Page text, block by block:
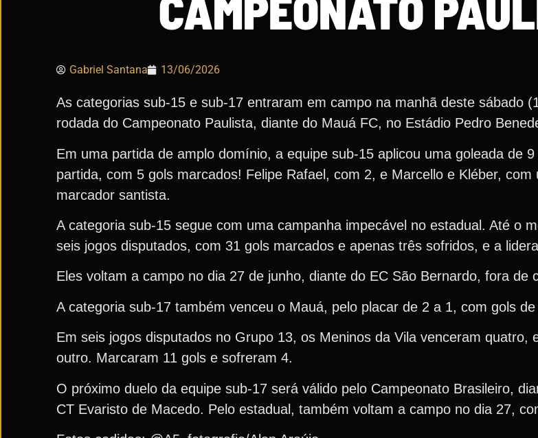
Gabriel Santana 13/06/2026
As categorias sub-15 e sub-17 entraram em campo na manhã deste sábado
rodada do Campeonato Paulista, diante do Mauá FC, no Estádio Pedro
Em uma partida de amplo domínio, a equipe sub-15 aplicou uma goleada de
partida, com 5 gols marcados! Felipe Rafael, com 2, e Marcello e Kléber,
marcador santista.
A categoria sub-15 segue com uma campanha impecável no estadual. Até o
seis jogos disputados, com 31 gols marcados e apenas três sofridos, e a
Eles voltam a campo no dia 27 de junho, diante do EC São Bernardo, fora de
A categoria sub-17 também venceu o Mauá, pelo placar de 2 a 1, com gols
Em seis jogos disputados no Grupo 13, os Meninos da Vila venceram quatro,
outro. Marcaram 11 gols e sofreram 4.
O próximo duelo da equipe sub-17 será válido pelo Campeonato Brasileiro,
CT Evaristo de Macedo. Pelo estadual, também voltam a campo no dia 27,